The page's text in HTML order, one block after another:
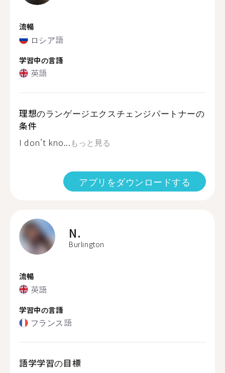
流暢
ロシア語
学習中の言語
英語
理想のランゲージエクスチェンジパートナーの
条件
I don’t kno...もっと見る
アプリをダウンロードする
N.
Burlington
流暢
英語
学習中の言語
フランス語
語学学習の目標